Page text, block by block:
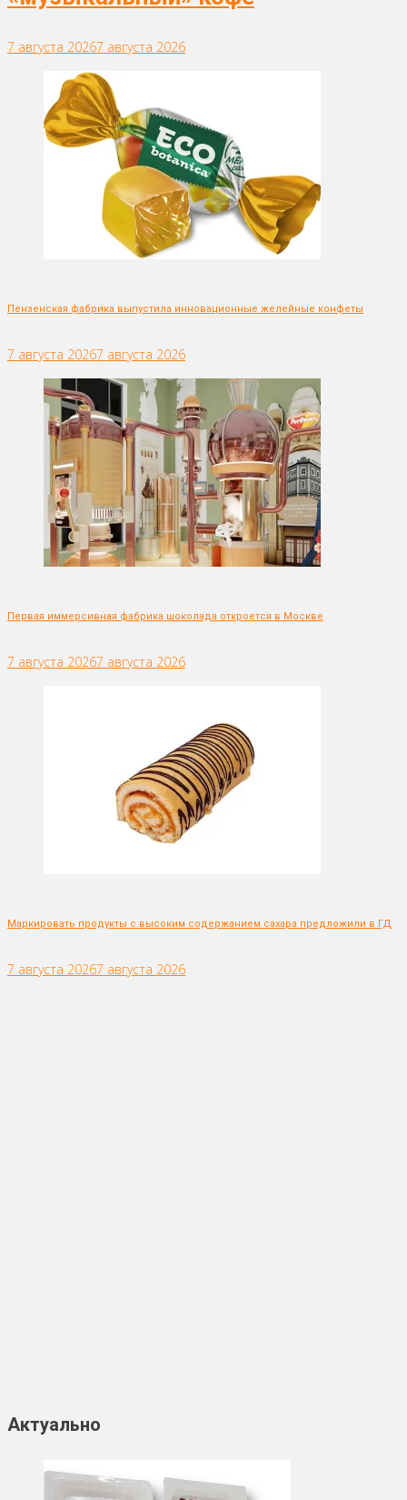
7 августа 20267 августа 2026
Пензенская фабрика выпустила инновационные желейные конфеты
7 августа 20267 августа 2026
Первая иммерсивная фабрика шоколада откроется в Москве
7 августа 20267 августа 2026
Маркировать продукты с высоким содержанием сахара предложили в ГД
7 августа 20267 августа 2026
Актуально